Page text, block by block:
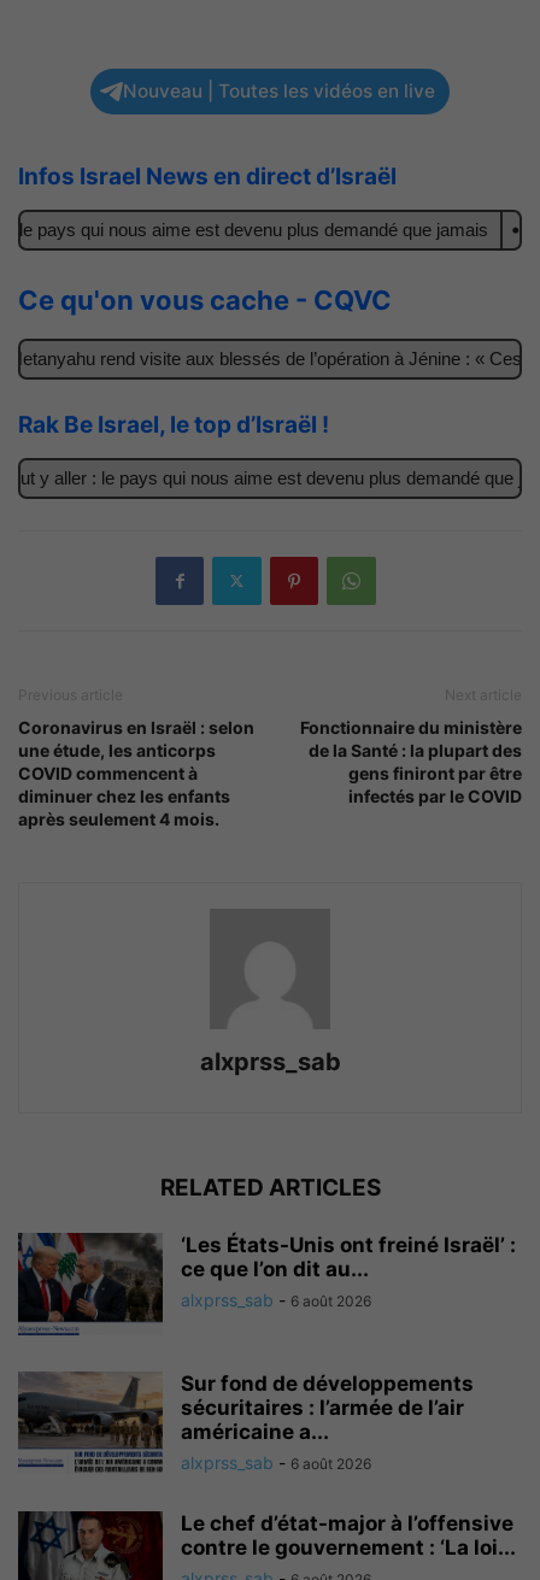
Nouveau | Toutes les vidéos en live
Infos Israel News en direct d’Israël
qui nous aime est devenu plus demandé que jamais Il
Ce qu'on vous cache - CQVC
rend visite aux blessés de l’opération à Jénine : « Ces
Rak Be Israel, le top d’Israël !
aller : le pays qui nous aime est devenu plus demandé que jamais
Previous article
Coronavirus en Israël : selon
une étude, les anticorps
COVID commencent à
diminuer chez les enfants
après seulement 4 mois.
Next article
Fonctionnaire du ministère
de la Santé : la plupart des
gens finiront par être
infectés par le COVID
alxprss_sab
RELATED ARTICLES
‘Les États-Unis ont freiné Israël’ :
ce que l’on dit au...
alxprss_sab - 6 août 2026
Sur fond de développements
sécuritaires : l’armée de l’air
américaine a...
alxprss_sab - 6 août 2026
Le chef d’état-major à l’offensive
contre le gouvernement : ‘La loi...